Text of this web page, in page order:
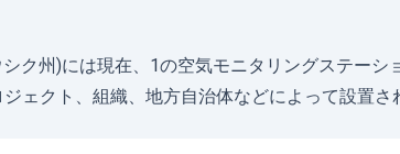
ク州)には現在、1の空気モニタリングステー
ェクト、組織、地方自治体などによって設置